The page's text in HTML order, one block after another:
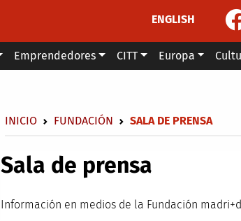
ENGLISH
Emprendedores CITT Europa
Sobrescribir enlaces de ayuda a
INICIO FUNDACIÓN SALA DE PRENSA
Sala de prensa
Información en medios de la Fundación